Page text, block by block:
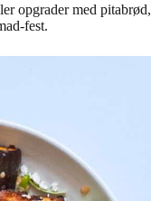
opgrader med pitabrød,
fest.